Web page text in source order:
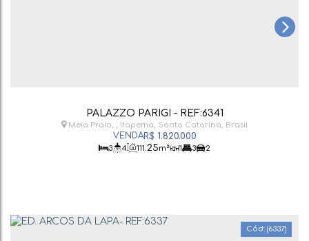
PALAZZO PARIGI - REF:6341
R$ 1.820.000
Meia Praia , Itapema, Santa Catarina, Brasil
3 4 111 .25m² 1 3 2
(6337)